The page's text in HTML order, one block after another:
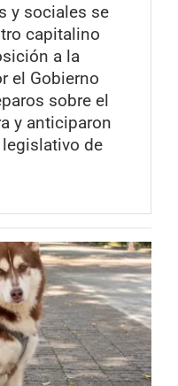
y sociales se
capitalino
a la
el Gobierno
sobre el
y anticiparon
de